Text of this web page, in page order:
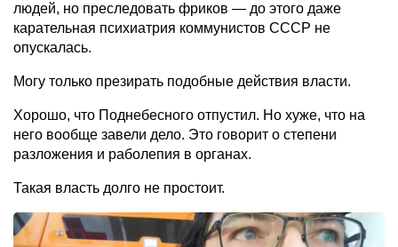
людей, но преследовать фриков — до этого даже
карательная психиатрия коммунистов СССР не
опускалась.
Могу только презирать подобные действия власти.
Хорошо, что Поднебесного отпустил. Но хуже, что на
него вообще завели дело. Это говорит о степени
разложения и раболепия в органах.
Такая власть долго не простоит.